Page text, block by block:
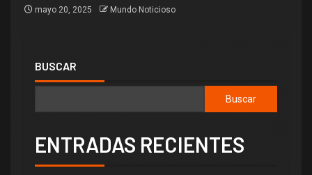
mayo 20, 2025 Mundo Noticioso
BUSCAR
Buscar
ENTRADAS RECIENTES